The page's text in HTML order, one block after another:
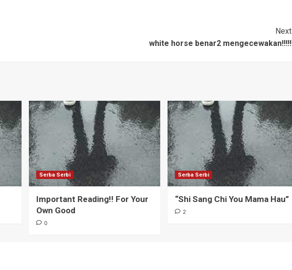
Next
white horse benar2 mengecewakan!!!!!
Serba Serbi
Important Reading!! For Your
Own Good
0
Serba Serbi
“Shi Sang Chi You Mama Hau”
2